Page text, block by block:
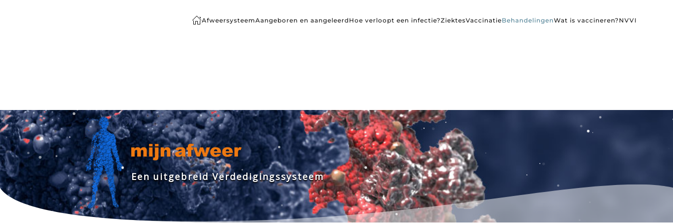
AfweersysteemAangeboren en aangeleerd Hoe verloopt een infectie?ZiektesVaccinatieBehandelingenWat is vaccineren? NVVI
Een uitgebreid Verdedigingssysteem